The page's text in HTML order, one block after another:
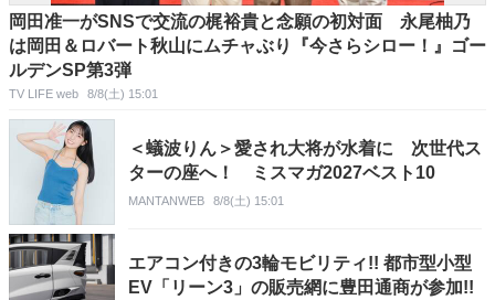
岡田准一がSNSで交流の梶裕貴と念願の初対面 永尾柚乃
は岡田＆ロバート秋山にムチャぶり『今さらシロー！』ゴー
ルデンSP第3弾
TV LIFE web 8/8(土) 15:01
＜蟻波りん＞愛され大将が水着に 次世代ス
ターの座へ！ ミスマガ2027ベスト10
MANTANWEB 8/8(土) 15:01
エアコン付きの3輪モビリティ!! 都市型小型
EV「リーン3」の販売網に豊田通商が参加!!